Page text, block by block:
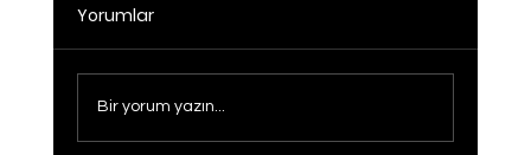
Yorumlar
Bir yorum yazın...